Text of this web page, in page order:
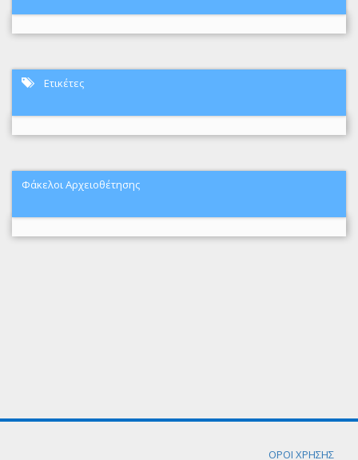
Ετικέτες
Φάκελοι Αρχειοθέτησης
ΟΡΟΙ ΧΡΗΣΗΣ